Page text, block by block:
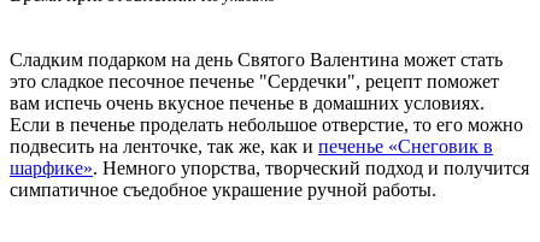
Сладким подарком на день Святого Валентина может стать
это сладкое песочное печенье "Сердечки", рецепт поможет
вам испечь очень вкусное печенье в домашних условиях.
Если в печенье проделать небольшое отверстие, то его можно
подвесить на ленточке, так же, как и печенье «Снеговик в
шарфике». Немного упорства, творческий подход и получится
симпатичное съедобное украшение ручной работы.